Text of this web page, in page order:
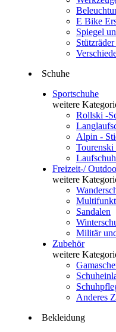
E Bike
Spiegel
Schuhe
Sportschuhe
weitere
Rollski -
Alpin -
Tourenski
Freizeit-/
weitere
Sandalen
Militär
Zubehör
weitere
Anderes
Bekleidung